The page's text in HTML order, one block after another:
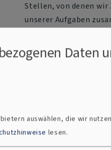
Stellen, von denen
unserer Aufgaben
darüber, ob dies bei
Gruppen, Kreisen
Anwendungen nutzen
Kirche in Bayern
bereitgestellt wird.
in gemeinsamer
Bekanntmachung
kirchlichen Stellen
und IT-Diensten
Daten
auswählen, die wir
lesen.